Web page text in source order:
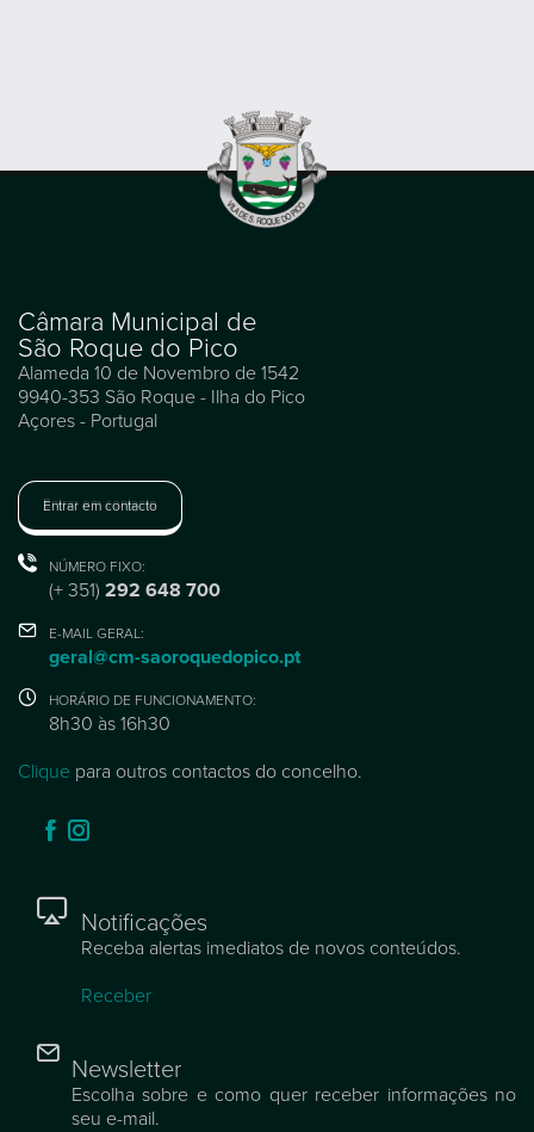
Câmara Municipal de
São Roque do Pico
Alameda 10 de Novembro de 1542
9940-353 São Roque - Ilha do Pico
Açores - Portugal
Entrar em contacto
NÚMERO FIXO:
(+ 351) 292 648 700
E-MAIL GERAL:
geral@cm-saoroquedopico.pt
HORÁRIO DE FUNCIONAMENTO:
8h30 às 16h30
Clique para outros contactos do concelho.
Notificações
Receba alertas imediatos de novos conteúdos.
Receber
Newsletter
Escolha sobre e como quer receber informações no
seu e-mail.